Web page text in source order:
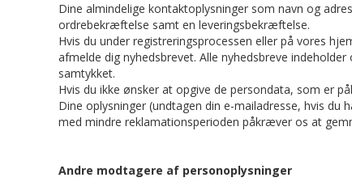
Dine almindelige kontaktoplysninger som navn og
ordrebekræftelse samt en leveringsbekræftelse.
Hvis du under registreringsprocessen eller på vores
afmelde dig nyhedsbrevet. Alle nyhedsbreve
samtykket.
Hvis du ikke ønsker at opgive de persondata, som er
Dine oplysninger (undtagen din e-mailadresse, hvis
med mindre reklamationsperioden påkræver os at
Andre modtagere af personoplysninger